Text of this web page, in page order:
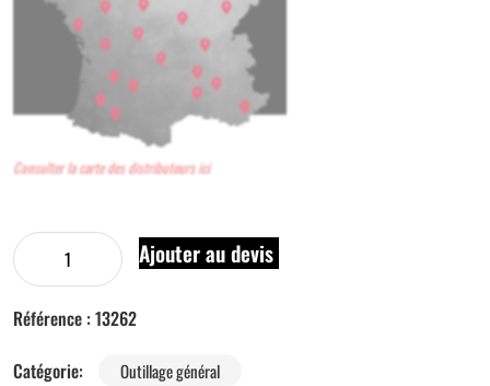
Consulter la carte des distributeurs ici
Ajouter au devis
Référence : 13262
Catégorie:
Outillage général